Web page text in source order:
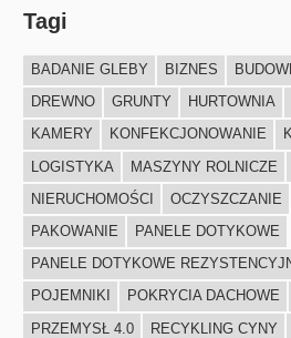
Tagi
BADANIE GLEBY BIZNES
DREWNO
GRUNTY HURTOWNIA
KAMERY
KONFEKCJONOWANIE
LOGISTYKA
MASZYNY ROLNICZE
NIERUCHOMOŚCI
OCZYSZCZANIE
PAKOWANIE
PANELE DOTYKOWE
PANELE DOTYKOWE
POJEMNIKI
POKRYCIA DACHOWE
PRZEMYSŁ 4.0
RECYKLING CYNY